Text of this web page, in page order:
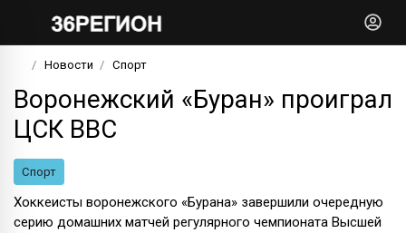
Новости Спорт
Воронежский «Буран» проиграл
ЦСК ВВС
Спорт
Хоккеисты воронежского «Бурана» завершили очередную
серию домашних матчей регулярного чемпионата Высшей